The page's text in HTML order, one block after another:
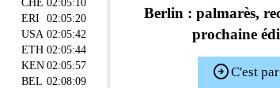
CHE 02:05:10
ERI
02:05:20
USA 02:05:42
ETH 02:05:44
KEN 02:05:57
BEL 02:08:09
Berlin : palmarès,
prochaine
arrow_circle_rightC'est